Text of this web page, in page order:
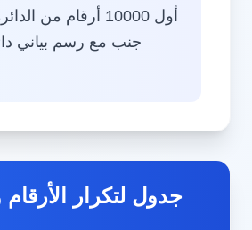
أول 10000 أرقام من
جنب مع رسم بياني
جدول لتكرار الأرقام